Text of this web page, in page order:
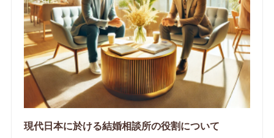
現代日本に於ける結婚相談所の役割について